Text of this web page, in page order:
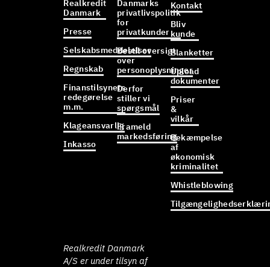
Realkredit
Danmark
Presse
Selskabsmeddelelser
Regnskab
Finanstilsynets
redegørelse
m.m.
Klageansvarlig
Inkasso
Danmarks
privatlivspolitik
for
privatkunder
Bestil oversigt
over
personoplysninger
Derfor
stiller vi
spørgsmål
Frameld
markedsføring
Kontakt
Bliv
kunde
Blanketter
Upload
dokumenter
Priser
&
vilkår
Bekæmpelse
af
økonomisk
kriminalitet
Whistleblowing
Realkredit Danmark
A/S er under tilsyn af